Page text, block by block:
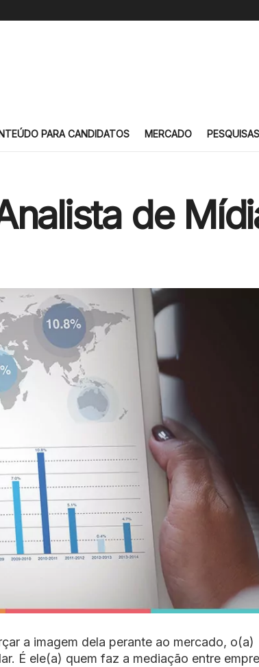
PARA CANDIDATOS MERCADO PESQUISAS
de
a imagem dela perante ao mercado, o(a)
É ele(a) quem faz a mediação entre